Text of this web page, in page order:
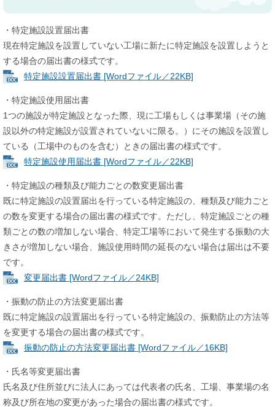
・特定施設設置届出書
現在特定施設を設置していない工場に新たに特定施設を設置しようと
する場合の届出書の様式です。
特定施設設置届出書 [Wordファイル／22KB]
・特定施設使用届出書
1つの施設が特定施設となった際、現に工場もしくは事業場（その施
設以外の特定施設が設置されていないに限る。）にその施設を設置し
ている（工場中のものを含む）ときの届出書の様式です。
特定施設使用届出書 [Wordファイル／22KB]
・特定施設の種類及び能力ごとの数変更届出書
既に特定施設の設置届出を行っている特定施設の、種類及び能力ごと
の数を変更する場合の届出書の様式です。ただし、特定施設ごとの種
類ごとの数の増加しない場合、特定工場等において発生する振動の大
きさが増加しない場合、施設使用時間の延長のない場合は届出は不要
です。
変更届出書 [Wordファイル／24KB]
・振動の防止の方法変更届出書
既に特定施設の設置届出を行っている特定施設の、振動防止の方法等
を変更する場合の届出書の様式です。
振動の防止の方法変更届出書 [Wordファイル／16KB]
・氏名等変更届出書
氏名及び住所並びに法人にあっては代表者の氏名、工場、事業場の名
称及び所在地の変更があった場合の届出書の様式です。